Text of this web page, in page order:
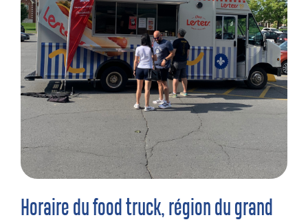
Horaire du food truck, région du grand